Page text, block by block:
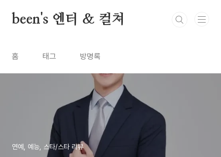
been's 엔터 & 컬쳐
홈 태그 방명록
연예, 예능, 스타/스타 리뷰